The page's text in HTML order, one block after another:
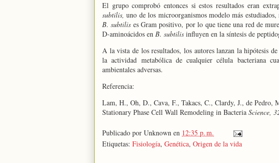
El grupo comprobó entonces si estos resultados eran
subtilis,uno de los microorganismos modelo más
B. subtilis es Gram positivo, por lo que tiene una red de
D-aminoácidos en B. subtilis influyen en la síntesis de
A la vista de los resultados, los autores lanzan la hipótesis
la actividad metabólica de cualquier célula bacteriana
ambientales adversas.
Referencia:
Lam, H., Oh, D., Cava, F., Takacs, C., Clardy, J., de
Stationary Phase Cell Wall Remodeling in Bacteria Science,
Publicado por Unknown en 12:35 p. m.
Etiquetas: Fisiología, Genética, Origen de la vida